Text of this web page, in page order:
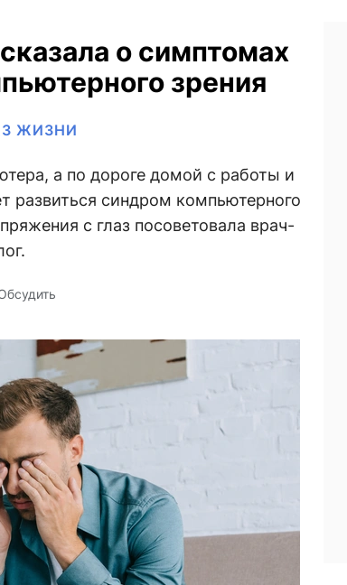
о симптомах
зрения
ЖИЗНИ
а по дороге домой с работы и
развиться синдром компьютерного
с глаз посоветовала врач-